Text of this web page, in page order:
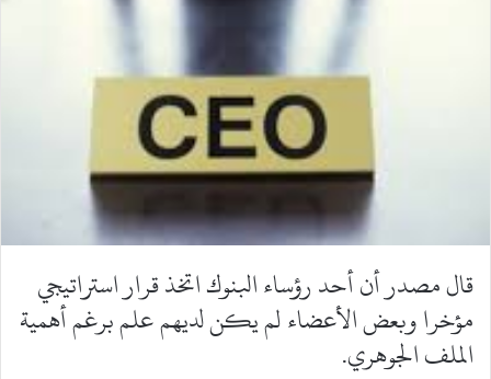
قال مصدر أن أحد رؤساء البنوك اتخذ قرار استراتيجي
مؤخرا وبعض الأعضاء لم يكن لديهم علم برغم أهمية
الملف الجوهري.